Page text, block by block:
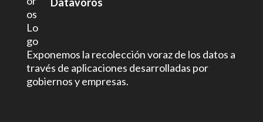
Exponemos la recolección voraz de los datos a
través de aplicaciones desarrolladas por
gobiernos y empresas.